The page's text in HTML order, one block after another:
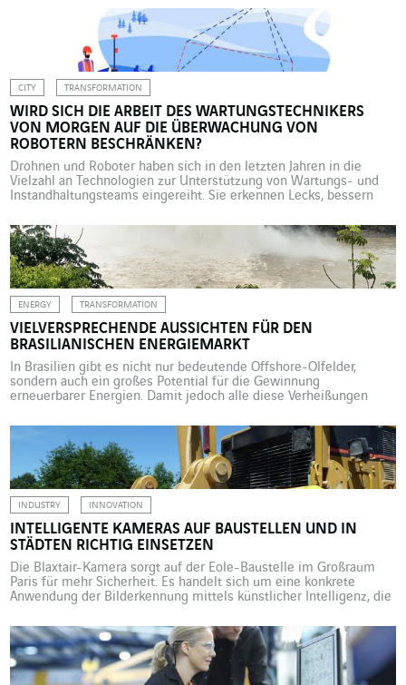
gehostet werden. Wir befinden uns hier mitten in der Cloud!“ Wir
sind in Dublin, der irischen […]
CITY TRANSFORMATION
WIRD SICH DIE ARBEIT DES WARTUNGSTECHNIKERS
VON MORGEN AUF DIE ÜBERWACHUNG VON
ROBOTERN BESCHRÄNKEN?
Drohnen und Roboter haben sich in den letzten Jahren in die
Vielzahl an Technologien zur Unterstützung von Wartungs- und
Instandhaltungsteams eingereiht. Sie erkennen Lecks, bessern
Energieeffizienz von Gebäuden … Mit anderen Worten: Sie
übernehmen Aufgaben, die bisher von Wartungstechnikern aus
Fleisch und Blut ausgeführt wurden. Werden die Berufe […]
ENERGY TRANSFORMATION
VIELVERSPRECHENDE AUSSICHTEN FÜR DEN
BRASILIANISCHEN ENERGIEMARKT
In Brasilien gibt es nicht nur bedeutende Offshore-Ölfelder,
sondern auch ein großes Potential für die Gewinnung
erneuerbarer Energien. Damit jedoch alle diese Verheißungen
investieren. Brasilien ist fünfzehn Mal größer als Frankreich – ein
Land mit wahrhaft kontinentalen Ausmaßen. Genauso riesig sind
seine fossilen wie auch […]
INDUSTRY INNOVATION
INTELLIGENTE KAMERAS AUF BAUSTELLEN UND IN
STÄDTEN RICHTIG EINSETZEN
Die Blaxtair-Kamera sorgt auf der Eole-Baustelle im Großraum
Paris für mehr Sicherheit. Es handelt sich um eine konkrete
Anwendung der Bilderkennung mittels künstlicher Intelligenz, die
schalten Fahrer von Baufahrzeugen das Rückfahrradar einfach aus,
weil es nicht nach Art der Hindernisse unterscheidet und sie die
ständigen Warntöne nerven. […]